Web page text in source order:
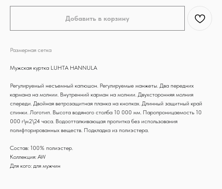
Добавить в корзину
Размерная сетка
Мужская куртка LUHTA HANNULA
Регулируемый несъемный капюшон. Регулируемые манжеты. Два передних
кармана на молнии. Внутренний карман на молнии. Двухсторонняя молния
спереди. Двойная ветрозащитная планка на кнопках. Длинный защитный край
спинки. Логотип. Высота водяного столба 10 000 мм. Паропроницаемость 10
000 г\м2\24 часа. Водоотталкивающая пропитка без использования
полифторированных веществ. Подкладка из полиэстера.
Состав: 100% полиэстер.
Коллекция: AW
Для кого: для мужчин